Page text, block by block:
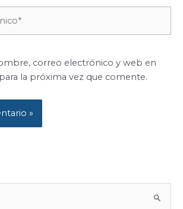
correo electrónico y web en
la próxima vez que comente.